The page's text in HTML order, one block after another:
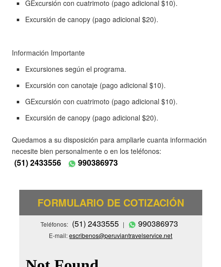
GExcursión con cuatrimoto (pago adicional $10).
Excursión de canopy (pago adicional $20).
Información Importante
Excursiones según el programa.
Excursión con canotaje (pago adicional $10).
GExcursión con cuatrimoto (pago adicional $10).
Excursión de canopy (pago adicional $20).
Quedamos a su disposición para ampliarle cuanta información
necesite bien personalmente o en los teléfonos:
(51) 2433556 990386973
FORMULARIO DE COTIZACIÓN
Teléfonos: (51) 2433555 | 990386973
E-mail:escribenos@peruviantravelservice.net